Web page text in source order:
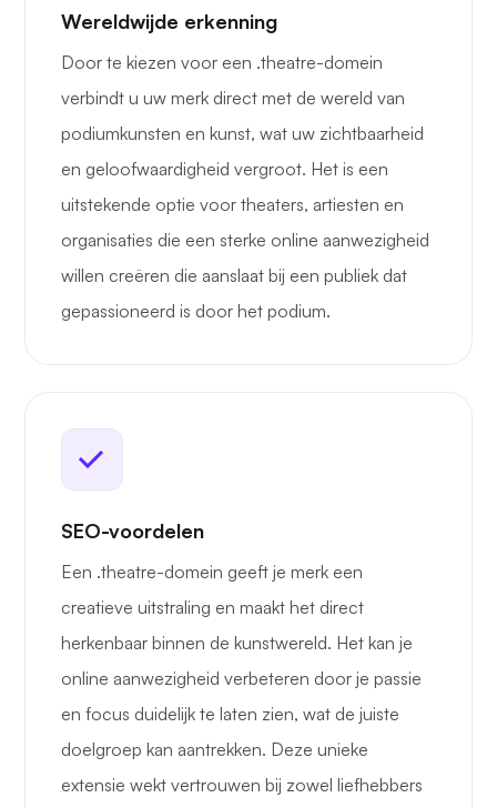
Wereldwijde erkenning
Door te kiezen voor een .theatre-domein
verbindt u uw merk direct met de wereld van
podiumkunsten en kunst, wat uw zichtbaarheid
en geloofwaardigheid vergroot. Het is een
uitstekende optie voor theaters, artiesten en
organisaties die een sterke online aanwezigheid
willen creëren die aanslaat bij een publiek dat
gepassioneerd is door het podium.
SEO-voordelen
Een .theatre-domein geeft je merk een
creatieve uitstraling en maakt het direct
herkenbaar binnen de kunstwereld. Het kan je
online aanwezigheid verbeteren door je passie
en focus duidelijk te laten zien, wat de juiste
doelgroep kan aantrekken. Deze unieke
extensie wekt vertrouwen bij zowel liefhebbers